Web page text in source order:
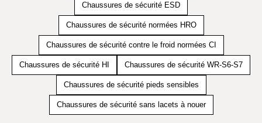
Chaussures de sécurité ESD
Chaussures de sécurité normées HRO
Chaussures de sécurité contre le froid normées CI
Chaussures de sécurité HI Chaussures de sécurité WR-S6-S7
Chaussures de sécurité pieds sensibles
Chaussures de sécurité sans lacets à nouer